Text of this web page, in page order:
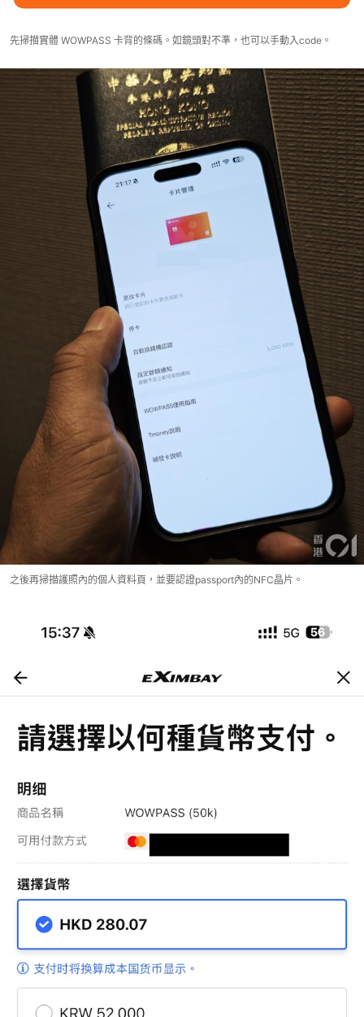
先掃描實體 WOWPASS 卡背的條碼。如鏡頭對不準，也可以手動入code。
之後再掃描護照內的個人資料頁，並要認證passport內的NFC晶片。